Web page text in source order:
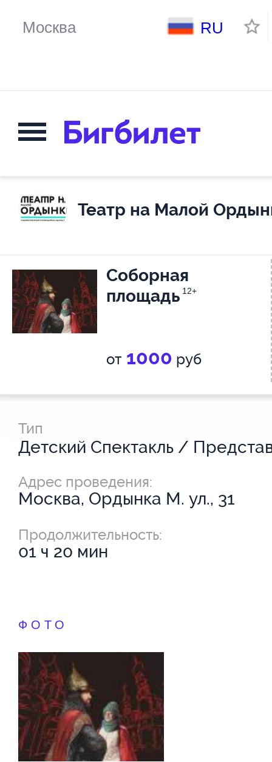
RU
Театр на Малой
Соборная
площадь 12+
от 1000 руб
Тип
Адрес проведения:
Москва, Ордынка М. ул., 31
Продолжительность:
01 ч 20 мин
ФОТО